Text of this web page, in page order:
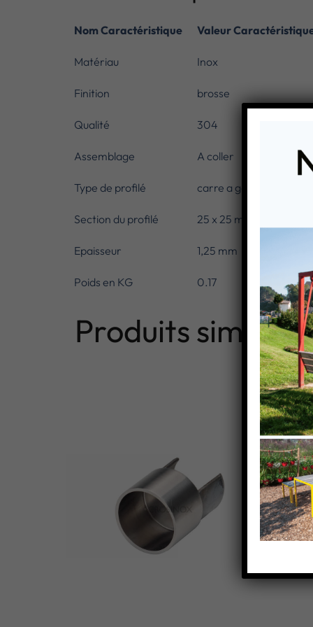
Nom Caractéristique Valeur
Matériau Inox
Finition brosse
Qualité 304
Assemblage A coller
Type de profilé carre a gorge
Section du profilé 25 x 25 mm
Epaisseur 1,25 mm
Poids en KG 0.17
Produits